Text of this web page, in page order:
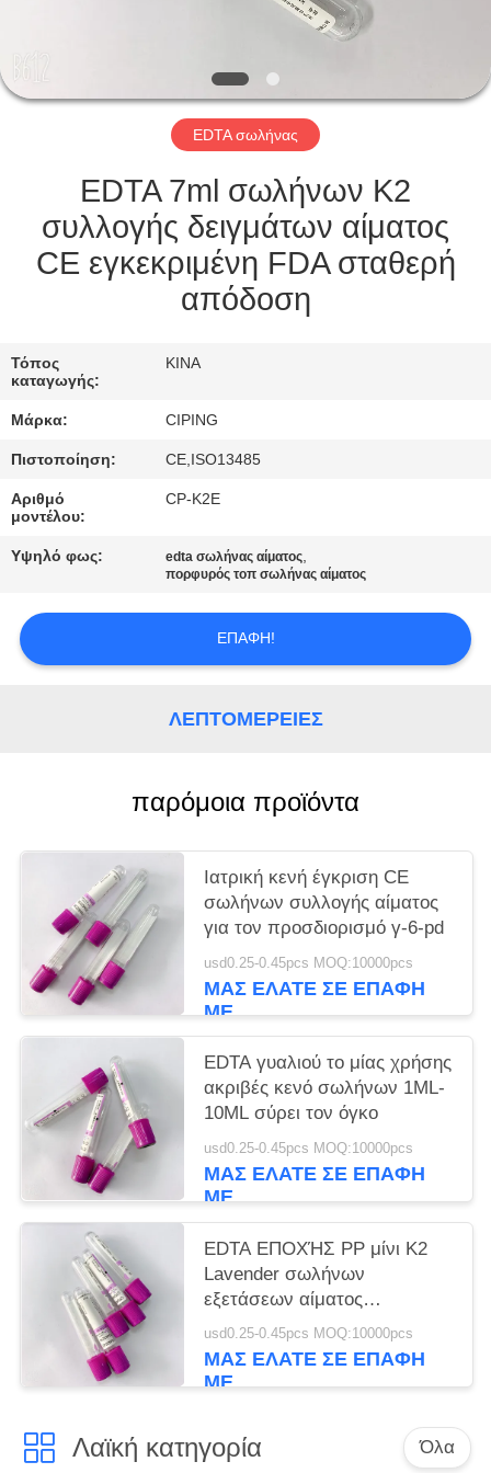
ΜΑΣ
ΕΛΆΤΕ
ΕΠΑΦΉ
ΜΕ
ΖΗΤΉΣΤΕ
ΑΠΌΣΠΑΣΜΑ
SITEMAP
PRIVACY
EDTA σωλήνας
EDTA 7ml σωλήνων K2
συλλογής δειγμάτων αίματος
CE εγκεκριμένη FDA σταθερή
απόδοση
Τόπος
καταγωγής:
ΚΙΝΑ
Μάρκα: CIPING
Πιστοποίηση: CE,ISO13485
Αριθμό
μοντέλου:
CP-K2E
Υψηλό φως: edta σωλήνας αίματος,
πορφυρός τοπ σωλήνας αίματος
ΕΠΑΦΉ!
ΛΕΠΤΟΜΈΡΕΙΕΣ
παρόμοια προϊόντα
Ιατρική κενή έγκριση CE
σωλήνων συλλογής αίματος
για τον προσδιορισμό γ-6-pd
usd0.25-0.45pcs MOQ:10000pcs
ΜΑΣ ΕΛΆΤΕ ΣΕ ΕΠΑΦΉ
ΜΕ
EDTA γυαλιού το μίας χρήσης
ακριβές κενό σωλήνων 1ML-
10ML σύρει τον όγκο
usd0.25-0.45pcs MOQ:10000pcs
ΜΑΣ ΕΛΆΤΕ ΣΕ ΕΠΑΦΉ
ΜΕ
EDTA ΕΠΟΧΉΣ PP μίνι K2
Lavender σωλήνων
εξετάσεων αίματος
πορφυρός τοπ σωλήνας
αίματος
usd0.25-0.45pcs MOQ:10000pcs
ΜΑΣ ΕΛΆΤΕ ΣΕ ΕΠΑΦΉ
ΜΕ
Λαϊκή κατηγορία Όλα